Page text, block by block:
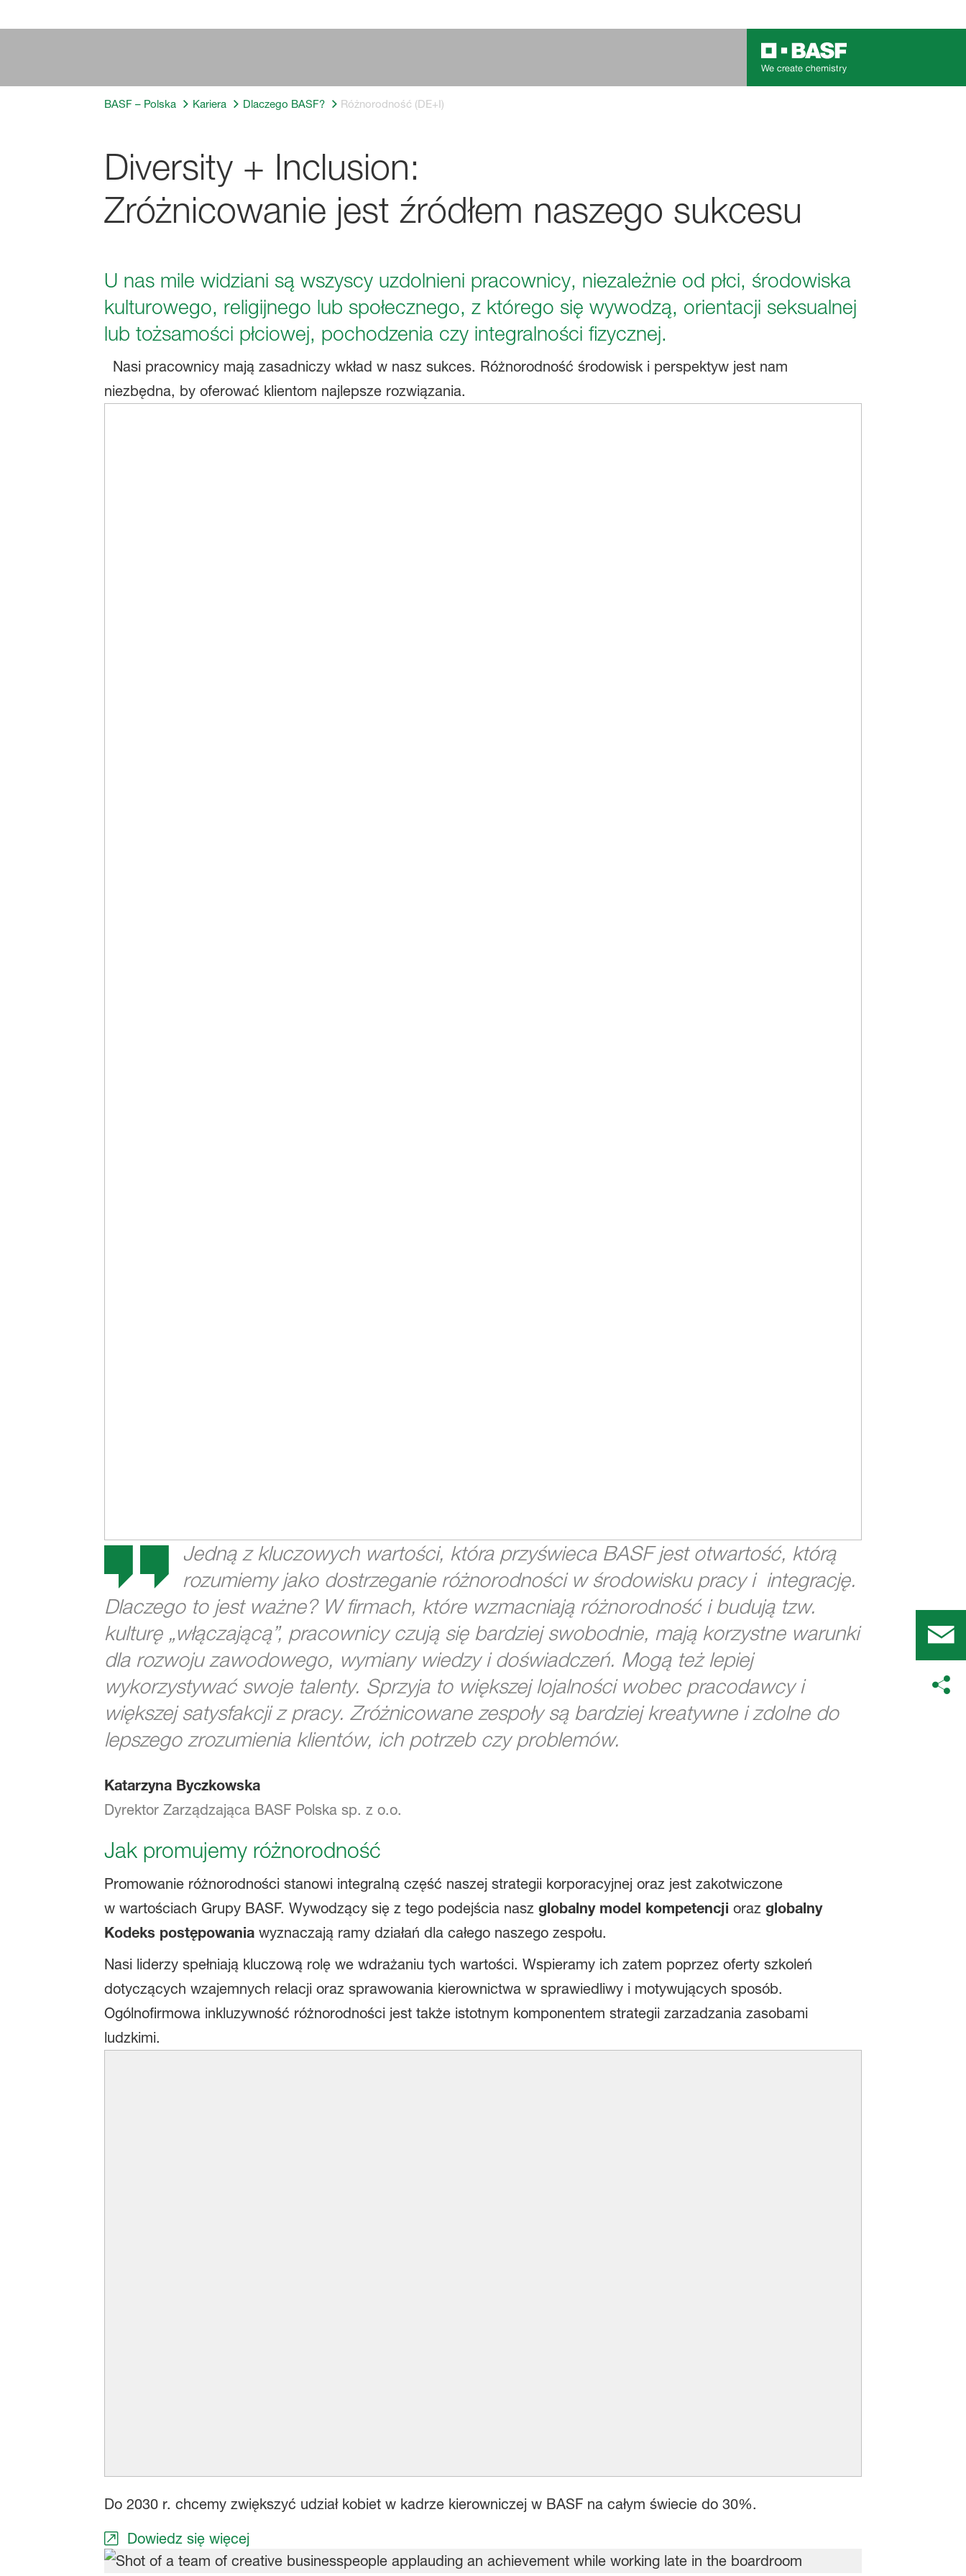
BASF – Polska Kariera Dlaczego BASF? Różnorodność (DE+I)
Diversity + Inclusion:
Zróżnicowanie jest źródłem naszego sukcesu
U nas mile widziani są wszyscy uzdolnieni pracownicy, niezależnie od płci, środowiska
kulturowego, religijnego lub społecznego, z którego się wywodzą, orientacji seksualnej
lub tożsamości płciowej, pochodzenia czy integralności fizycznej.
Nasi pracownicy mają zasadniczy wkład w nasz sukces. Różnorodność środowisk i perspektyw jest nam
niezbędna, by oferować klientom najlepsze rozwiązania.
Jedną z kluczowych wartości, która przyświeca BASF jest otwartość, którą
rozumiemy jako dostrzeganie różnorodności w środowisku pracy i integrację.
Dlaczego to jest ważne? W firmach, które wzmacniają różnorodność i budują tzw.
kulturę „włączającą”, pracownicy czują się bardziej swobodnie, mają korzystne warunki
dla rozwoju zawodowego, wymiany wiedzy i doświadczeń. Mogą też lepiej
wykorzystywać swoje talenty. Sprzyja to większej lojalności wobec pracodawcy i
większej satysfakcji z pracy. Zróżnicowane zespoły są bardziej kreatywne i zdolne do
lepszego zrozumienia klientów, ich potrzeb czy problemów.
Katarzyna Byczkowska
Dyrektor Zarządzająca BASF Polska sp. z o.o.
Jak promujemy różnorodność
Promowanie różnorodności stanowi integralną część naszej strategii korporacyjnej oraz jest zakotwiczone
w wartościach Grupy BASF. Wywodzący się z tego podejścia nasz globalny model kompetencji oraz globalny
Kodeks postępowaniawyznaczają ramy działań dla całego naszego zespołu.
Nasi liderzy spełniają kluczową rolę we wdrażaniu tych wartości. Wspieramy ich zatem poprzez oferty szkoleń
dotyczących wzajemnych relacji oraz sprawowania kierownictwa w sprawiedliwy i motywujących sposób.
Ogólnofirmowa inkluzywność różnorodności jest także istotnym komponentem strategii zarzadzania zasobami
ludzkimi.
Do 2030 r. chcemy zwiększyć udział kobiet w kadrze kierowniczej w BASF na całym świecie do 30%.
Dowiedz się więcej